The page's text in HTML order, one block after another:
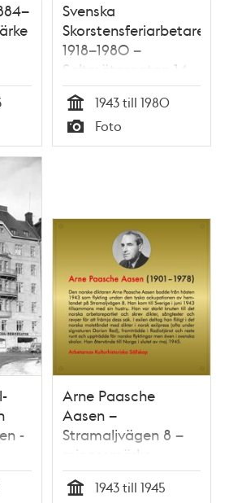
Svenska
1918–1980 –
Saltmätargatan 14 –
minnesmärke
Tid
1943 till 1980
Typ
Foto
-
Arne Paasche
Aasen –
Stramaljvägen 8 –
minnesmärke
1943 till 1945